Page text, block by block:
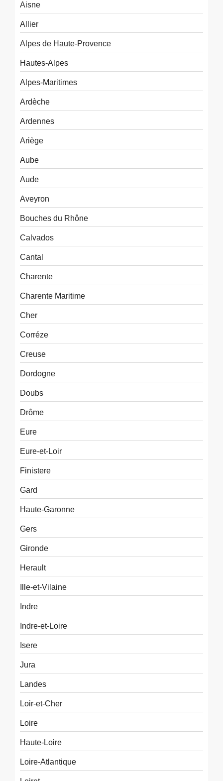
Aisne
Allier
Alpes de Haute-Provence
Hautes-Alpes
Alpes-Maritimes
Ardèche
Ardennes
Ariège
Aube
Aude
Aveyron
Bouches du Rhône
Calvados
Cantal
Charente
Charente Maritime
Cher
Corréze
Creuse
Dordogne
Doubs
Drôme
Eure
Eure-et-Loir
Finistere
Gard
Haute-Garonne
Gers
Gironde
Herault
Ille-et-Vilaine
Indre
Indre-et-Loire
Isere
Jura
Landes
Loir-et-Cher
Loire
Haute-Loire
Loire-Atlantique